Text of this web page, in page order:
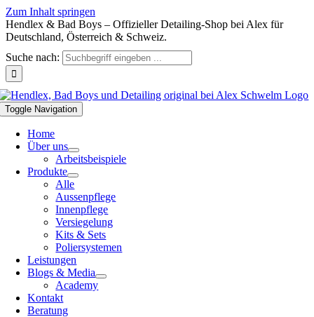
Zum Inhalt springen
Hendlex & Bad Boys – Offizieller Detailing-Shop bei Alex für
Deutschland, Österreich & Schweiz.
Suche nach:
Toggle Navigation
Home
Über uns
Arbeitsbeispiele
Produkte
Alle
Aussenpflege
Innenpflege
Versiegelung
Kits & Sets
Poliersystemen
Leistungen
Blogs & Media
Academy
Kontakt
Beratung